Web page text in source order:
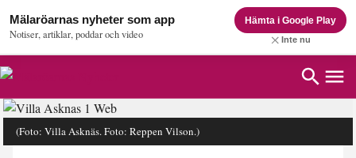
Mälaröarnas nyheter som app
Notiser, artiklar, poddar och video
Hämta i Google Play
Inte nu
(Foto: Villa Asknäs. Foto: Reppen Vilson.)